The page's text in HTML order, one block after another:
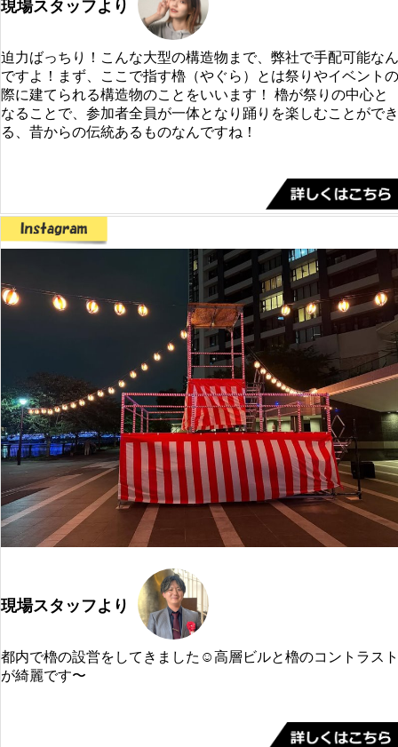
現場スタッフより
迫力ばっちり！こんな大型の構造物まで、弊社で手配可能なん
ですよ！まず、ここで指す櫓（やぐら）とは祭りやイベントの
際に建てられる構造物のことをいいます！ 櫓が祭りの中心と
なることで、参加者全員が一体となり踊りを楽しむことができ
る、昔からの伝統あるものなんですね！
現場スタッフより
都内で櫓の設営をしてきました☺️高層ビルと櫓のコントラスト
が綺麗です〜